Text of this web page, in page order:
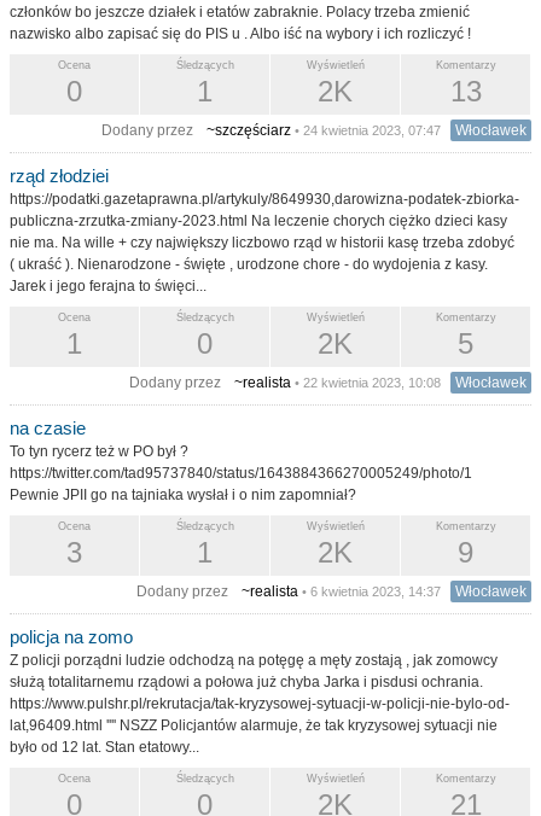
członków bo jeszcze działek i etatów zabraknie. Polacy trzeba zmienić
nazwisko albo zapisać się do PIS u . Albo iść na wybory i ich rozliczyć !
Komentarzy
13
Wyświetleń
2K
Śledzących
1
Ocena
0
Dodany przez ~szczęściarz • 24 kwietnia 2023, 07:47 Włocławek
rząd złodziei
https://podatki.gazetaprawna.pl/artykuly/8649930,darowizna-podatek-zbiorka-
publiczna-zrzutka-zmiany-2023.html Na leczenie chorych ciężko dzieci kasy
nie ma. Na wille + czy największy liczbowo rząd w historii kasę trzeba zdobyć
( ukraść ). Nienarodzone - święte , urodzone chore - do wydojenia z kasy.
Jarek i jego ferajna to święci...
Komentarzy
5
Wyświetleń
2K
Śledzących
0
Ocena
1
Dodany przez ~realista • 22 kwietnia 2023, 10:08 Włocławek
na czasie
To tyn rycerz też w PO był ?
https://twitter.com/tad95737840/status/1643884366270005249/photo/1
Pewnie JPII go na tajniaka wysłał i o nim zapomniał?
Komentarzy
9
Wyświetleń
2K
Śledzących
1
Ocena
3
Dodany przez ~realista • 6 kwietnia 2023, 14:37 Włocławek
policja na zomo
Z policji porządni ludzie odchodzą na potęgę a męty zostają , jak zomowcy
służą totalitarnemu rządowi a połowa już chyba Jarka i pisdusi ochrania.
https://www.pulshr.pl/rekrutacja/tak-kryzysowej-sytuacji-w-policji-nie-bylo-od-
lat,96409.html '''' NSZZ Policjantów alarmuje, że tak kryzysowej sytuacji nie
było od 12 lat. Stan etatowy...
Komentarzy
21
Wyświetleń
2K
Śledzących
0
Ocena
0